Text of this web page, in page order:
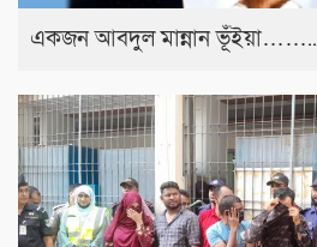
একজন আবদুল মান্নান ভূঁইয়া……..